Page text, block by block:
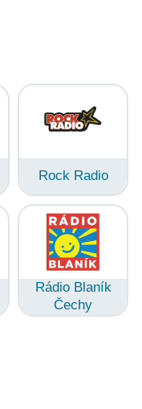
Rock Radio
Rádio Blaník
Čechy